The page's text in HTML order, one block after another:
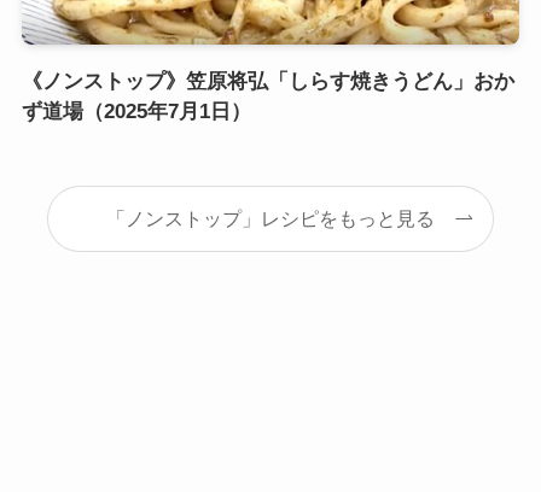
《ノンストップ》笠原将弘「しらす焼きうどん」おか
ず道場（2025年7月1日）
「ノンストップ」レシピをもっと見る